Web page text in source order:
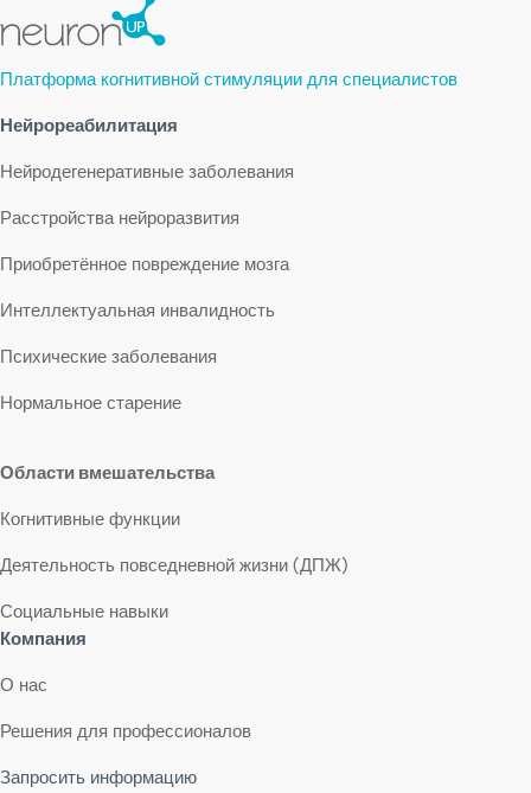
Платформа когнитивной стимуляции для специалистов
Нейрореабилитация
Нейродегенеративные заболевания
Расстройства нейроразвития
Приобретённое повреждение мозга
Интеллектуальная инвалидность
Психические заболевания
Нормальное старение
Области вмешательства
Когнитивные функции
Деятельность повседневной жизни (ДПЖ)
Социальные навыки
Компания
О нас
Решения для профессионалов
Запросить информацию